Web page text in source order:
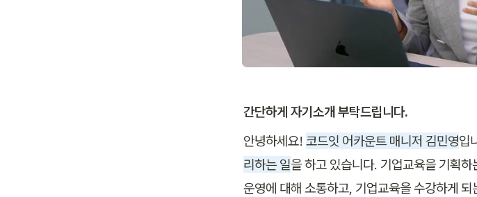
간단하게 자기소개 부탁드립니다.
안녕하세요! 코드잇 어카운트 매니저 김민영입
리하는 일을 하고 있습니다. 기업교육을 기획
운영에 대해 소통하고, 기업교육을 수강하게